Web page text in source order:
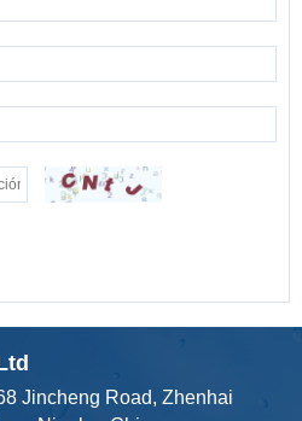
Jincheng Road, Zhenhai